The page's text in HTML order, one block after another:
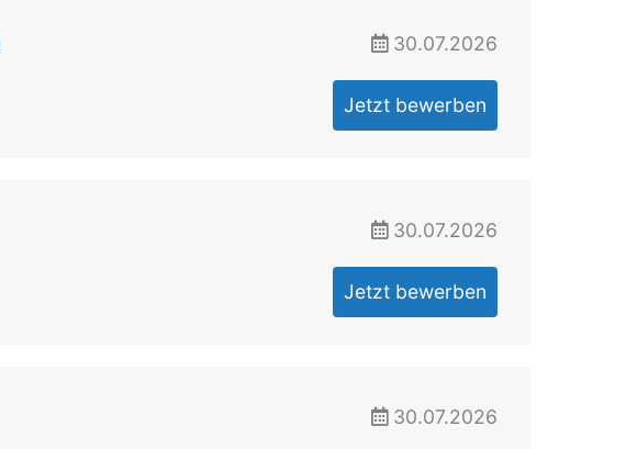
30.07.2026
Jetzt bewerben
30.07.2026
Jetzt bewerben
30.07.2026